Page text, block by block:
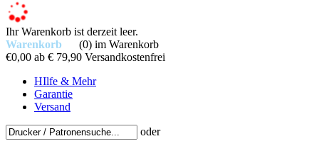
Ihr Warenkorb ist derzeit leer.
Warenkorb
(0) im Warenkorb
€0,00 ab € 79,90 Versandkostenfrei
HIlfe & Mehr
Garantie
Versand
oder